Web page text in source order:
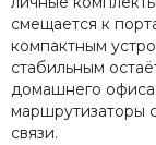
смещается к
компактным
стабильным
домашнего
маршрутизаторы
связи.